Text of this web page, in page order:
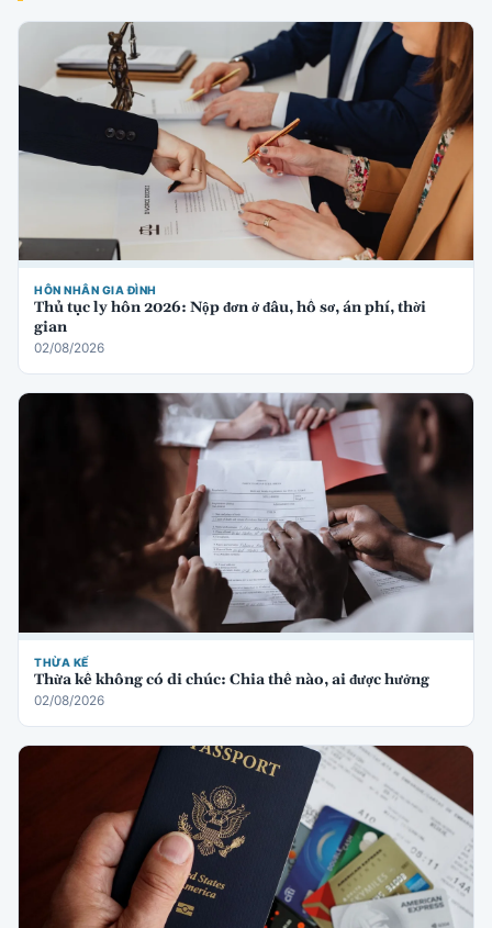
HÔN NHÂN GIA ĐÌNH
Thủ tục ly hôn 2026: Nộp đơn ở đâu, hồ sơ, án phí, thời
gian
02/08/2026
THỪA KẾ
Thừa kế không có di chúc: Chia thế nào, ai được hưởng
02/08/2026